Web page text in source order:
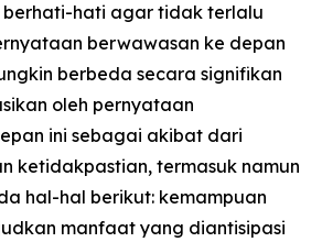
hati agar tidak terlalu
berwawasan ke depan
berbeda secara signifikan
oleh pernyataan
ini sebagai akibat dari
ketidakpastian, termasuk namun
hal-hal berikut: kemampuan
manfaat yang diantisipasi